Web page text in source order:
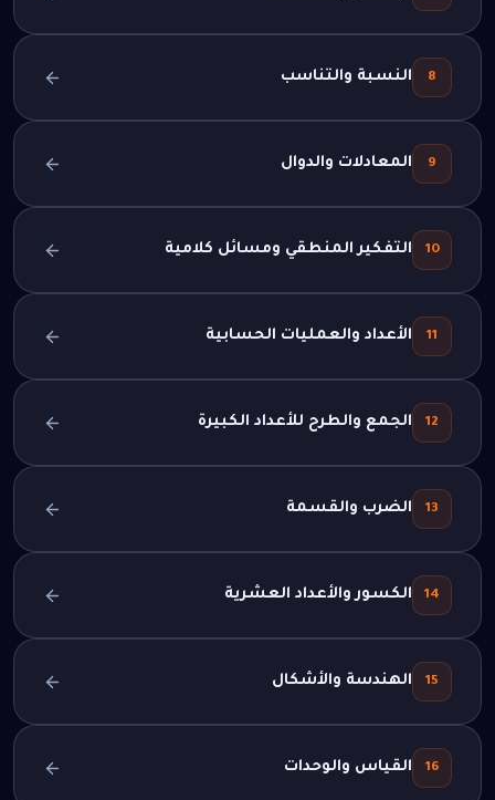
8 النسبة والتناسب
9 المعادلات والدوال
10 التفكير المنطقي ومسائل كلامية
11 الأعداد والعمليات الحسابية
12 الجمع والطرح للأعداد الكبيرة
13 الضرب والقسمة
14 الكسور والأعداد العشرية
15 الهندسة والأشكال
16 القياس والوحدات